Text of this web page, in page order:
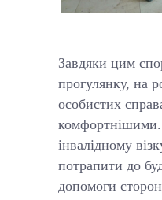
Завдяки цим
прогулянку, на
особистих
інвалідному
потрапити до
допомоги